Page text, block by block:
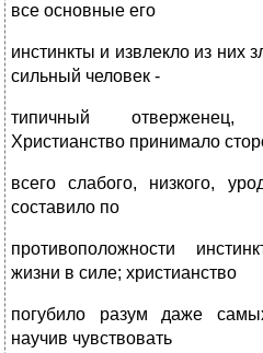
все основные его
инстинкты и извлекло из них
сильный человек -
типичный отверженец,
Христианство принимало
всего слабого, низкого,
составило по
противоположности
жизни в силе; христианство
погубило разум даже
научив чувствовать